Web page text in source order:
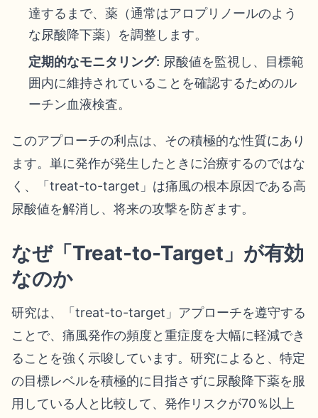
達するまで、薬（通常はアロプリノールのよう
な尿酸降下薬）を調整します。
定期的なモニタリング: 尿酸値を監視し、目標範
囲内に維持されていることを確認するためのル
ーチン血液検査。
このアプローチの利点は、その積極的な性質にあり
ます。単に発作が発生したときに治療するのではな
く、「treat-to-target」は痛風の根本原因である高
尿酸値を解消し、将来の攻撃を防ぎます。
なぜ「Treat-to-Target」が有効
なのか
研究は、「treat-to-target」アプローチを遵守する
ことで、痛風発作の頻度と重症度を大幅に軽減でき
ることを強く示唆しています。研究によると、特定
の目標レベルを積極的に目指さずに尿酸降下薬を服
用している人と比較して、発作リスクが70％以上